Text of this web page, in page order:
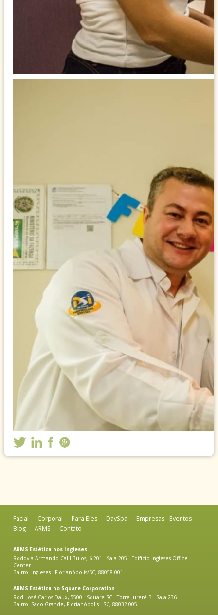
Facial Corporal Para Eles DaySpa
Empresas - Eventos
Blog
ARMS Contato
ARMS Estética nos Ingleses
Rodovia Armando Calil Bulos, 6.201 - Sala 205 - Edifício Ingleses Office
Center.
Bairro: Ingleses - Florianópolis/SC, 88058-001
ARMS Estética no Square Corporation
Rod. José Carlos Daux, 5500 - Square SC - Torre Jurerê B - Sala 236
Bairro: Saco Grande, Florianópolis - SC, 88032-005